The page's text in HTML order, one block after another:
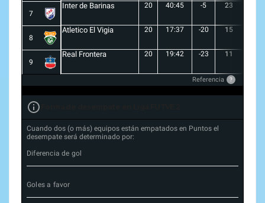
7
Inter de Barinas 20 40:45 -5 23
8
Atletico El Vigia 20 17:37 -20 15
9
Real Frontera 20 19:42 -23 11
Referencia ?
Cuando dos (o más) equipos están empatados en Puntos el
desempate será determinado por:
Diferencia de gol
Goles a favor